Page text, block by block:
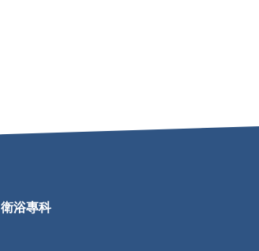
衛浴專科